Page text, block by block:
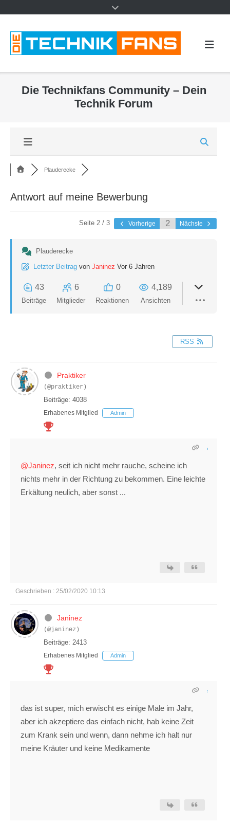
Die Technikfans Community – Dein
Technik Forum
Plauderecke
Antwort auf meine Bewerbung
Seite 2 / 3 Vorherige Nächste
Plauderecke
Letzter Beitrag von Janinez Vor 6 Jahren
43
Beiträge
6
Mitglieder
0
Reaktionen
4,189
Ansichten
RSS
Praktiker
(@praktiker)
Beiträge: 4038
Erhabenes Mitglied Admin
@Janinez, seit ich nicht mehr rauche, scheine ich
nichts mehr in der Richtung zu bekommen. Eine leichte
Erkältung neulich, aber sonst ...
Geschrieben : 25/02/2020 10:13
Janinez
(@janinez)
Beiträge: 2413
Erhabenes Mitglied Admin
das ist super, mich erwischt es einige Male im Jahr,
aber ich akzeptiere das einfach nicht, hab keine Zeit
zum Krank sein und wenn, dann nehme ich halt nur
meine Kräuter und keine Medikamente